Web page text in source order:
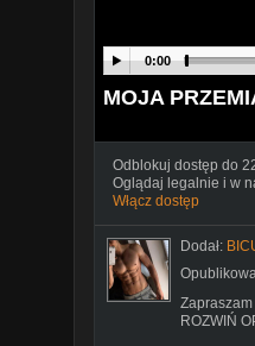
0:00
MOJA
Odblokuj dostęp do
Oglądaj legalnie i w
Włącz dostęp
Dodał:
ROZWIŃ